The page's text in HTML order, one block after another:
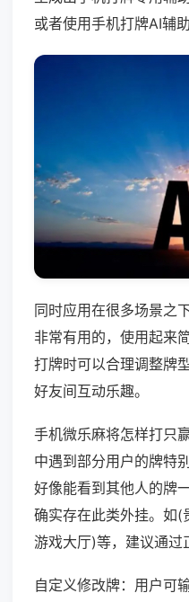
或者使用手机打牌AI辅
同时应用在很多场景之
非常有用的，使用起来
打牌时可以合理调整牌
好友间互动乐趣。
手机微乐麻将怎样打只
中遇到部分用户的牌特
好像能看到其他人的牌
确实存在此类外挂。如(
游戏大厅)等，建议通过
自定义修改牌：用户可